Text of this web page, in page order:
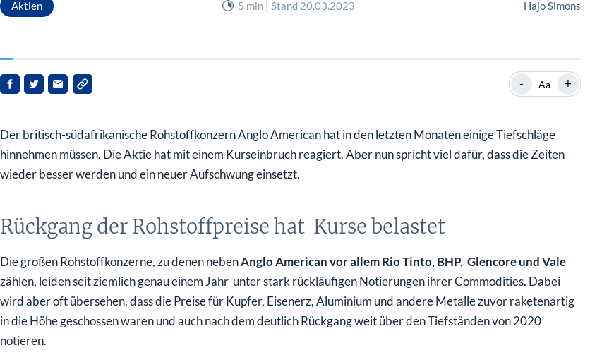
SHOP WEBINARE RATGEBER
RATGEBER
SHOP WEBINARE RATGEBER
- Aa +
Der britisch-südafrikanische Rohstoffkonzern Anglo American hat in den letzten Monaten einige Tiefschläge
hinnehmen müssen. Die Aktie hat mit einem Kurseinbruch reagiert. Aber nun spricht viel dafür, dass die Zeiten
wieder besser werden und ein neuer Aufschwung einsetzt.
Rückgang der Rohstoffpreise hat Kurse belastet
Die großen Rohstoffkonzerne, zu denen neben
Anglo American vor allem Rio Tinto, BHP, Glencore und Vale
zählen, leiden seit ziemlich genau einem Jahr unter stark rückläufigen Notierungen ihrer Commodities. Dabei
wird aber oft übersehen, dass die Preise für Kupfer, Eisenerz, Aluminium und andere Metalle zuvor raketenartig
in die Höhe geschossen waren und auch nach dem deutlich Rückgang weit über den Tiefständen von 2020
notieren.